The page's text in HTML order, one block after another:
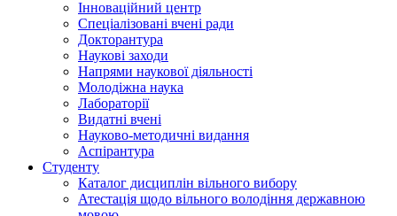
Інноваційний центр
Спеціалізовані вчені ради
Докторантура
Наукові заходи
Напрями наукової діяльності
Молодіжна наука
Лабораторії
Видатні вчені
Науково-методичні видання
Аспірантура
Студенту
Каталог дисциплін вільного вибору
Атестація щодо вільного володіння державною